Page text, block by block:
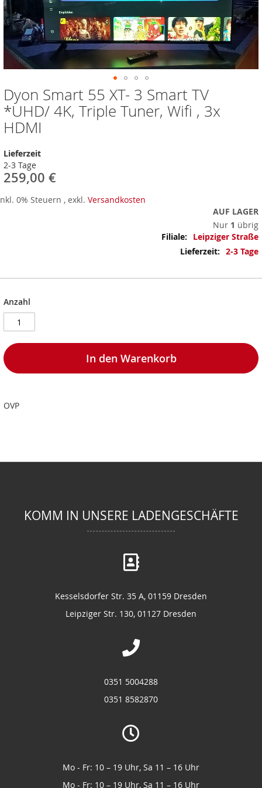
Dyon Smart 55 XT- 3 Smart TV
*UHD/ 4K, Triple Tuner, Wifi , 3x
HDMI
Lieferzeit
2-3 Tage
259,00 €
0% Steuern , exkl. Versandkosten
AUF LAGER
Nur 1 übrig
Mehr
Informationen
Leipziger Straße
2-3 Tage
Anzahl
In den Warenkorb
OVP
Zum
Anfang
der
Bildergalerie
KOMM IN UNSERE LADENGESCHÄFTE
Kesselsdorfer Str. 35 A, 01159 Dresden
Leipziger Str. 130, 01127 Dresden
0351 5004288
0351 8582870
Mo - Fr: 10 – 19 Uhr, Sa 11 – 16 Uhr
Mo - Fr: 10 – 19 Uhr, Sa 11 – 16 Uhr